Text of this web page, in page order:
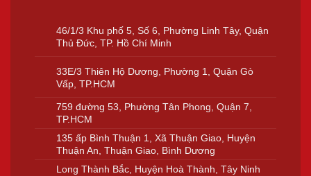
46/1/3 Khu phố 5, Số 6, Phường Linh Tây, Quận
Thủ Đức, TP. Hồ Chí Minh
33E/3 Thiên Hộ Dương, Phường 1, Quận Gò
Vấp, TP.HCM
759 đường 53, Phường Tân Phong, Quận 7,
TP.HCM
135 ấp Bình Thuận 1, Xã Thuận Giao, Huyện
Thuận An, Thuận Giao, Bình Dương
Long Thành Bắc, Huyện Hoà Thành, Tây Ninh